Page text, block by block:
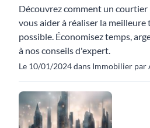
Découvrez comment un
vous aider à réaliser la meilleure
possible. Économisez temps,
à nos conseils d'expert.
Le 10/01/2024 dans Immobilier par